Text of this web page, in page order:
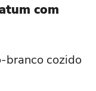
com
branco cozido